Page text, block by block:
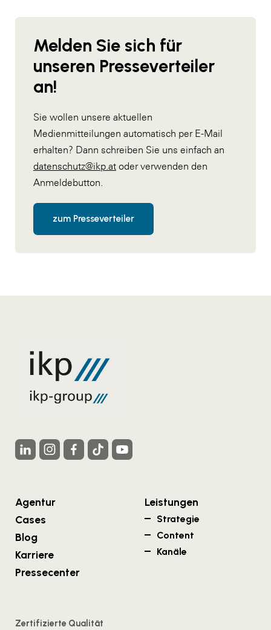
Melden Sie sich für
unseren Presseverteiler
an!
Sie wollen unsere aktuellen
Medienmitteilungen automatisch per E-Mail
erhalten? Dann schreiben Sie uns einfach an
datenschutz@ikp.at oder verwenden den
Anmeldebutton.
zum Presseverteiler
Agentur
Cases
Blog
Karriere
Pressecenter
Leistungen
Strategie
Content
Kanäle
Zertifizierte Qualität